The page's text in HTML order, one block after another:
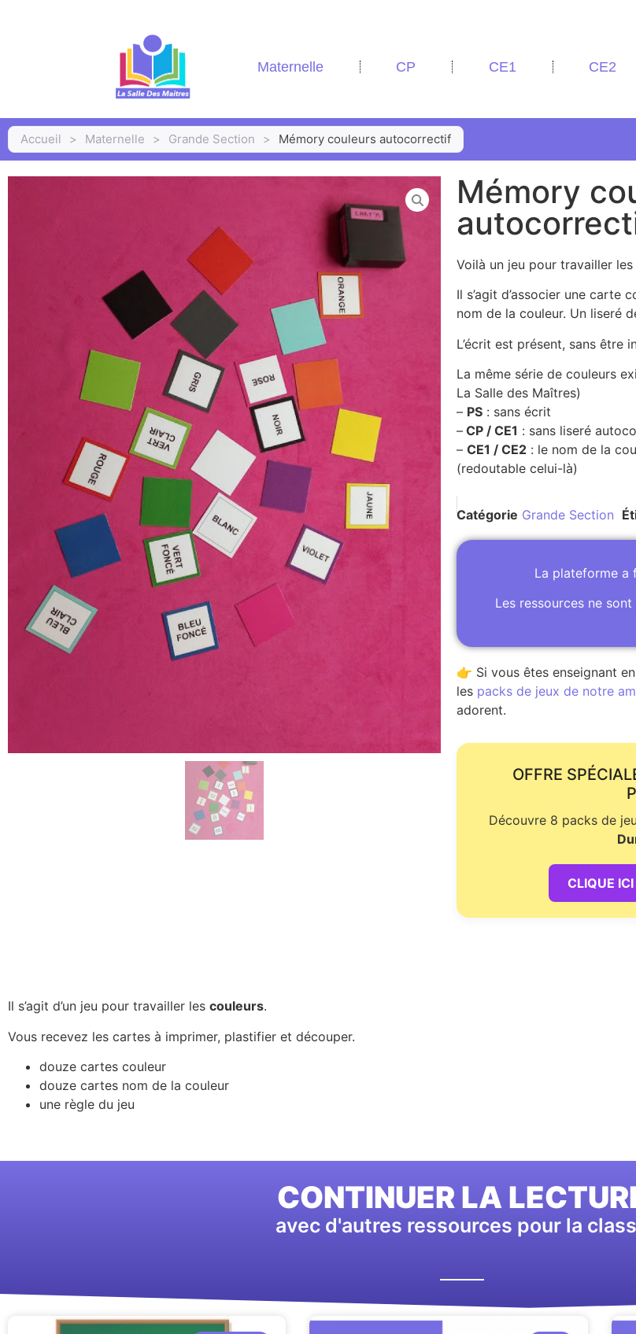
Maternelle CP CE1 CE2
Accueil > Maternelle > Grande Section > Mémory couleurs autocorrectif
Mémory
Voilà un jeu pour travailler les
Il s’agit d’associer une carte
nom de la couleur. Un liseré
L’écrit est présent, sans être
La même série de couleurs
La Salle des Maîtres)
– PS : sans écrit
– CP / CE1 : sans liseré
– CE1 / CE2 : le nom de la
(redoutable celui-là)
Catégorie Grande Section
La plateforme a
Les ressources ne
👉 Si vous êtes enseignant
les packs de jeux de notre
adorent.
OFFRE
Découvre 8 packs de
CLIQUE
Il s’agit d’un jeu pour travailler les couleurs.
Vous recevez les cartes à imprimer, plastifier et découper.
douze cartes couleur
douze cartes nom de la couleur
une règle du jeu
CONTINUER LA
avec d'autres ressources pour la